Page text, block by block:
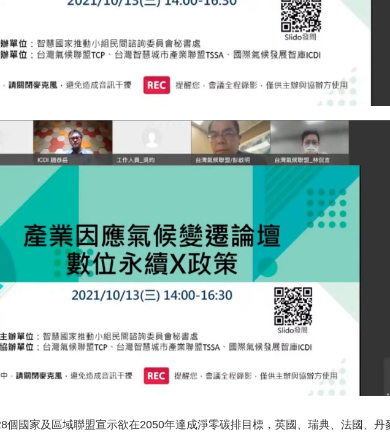
個國家及區域聯盟宣示欲在2050年達成淨零碳排目標，英國、瑞典、法國、丹